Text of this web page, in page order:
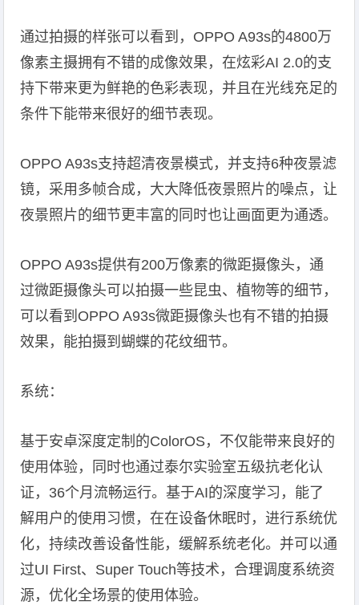
通过拍摄的样张可以看到，OPPO A93s的4800万
像素主摄拥有不错的成像效果，在炫彩AI 2.0的支
持下带来更为鲜艳的色彩表现，并且在光线充足的
条件下能带来很好的细节表现。
OPPO A93s支持超清夜景模式，并支持6种夜景滤
镜，采用多帧合成，大大降低夜景照片的噪点，让
夜景照片的细节更丰富的同时也让画面更为通透。
OPPO A93s提供有200万像素的微距摄像头，通
过微距摄像头可以拍摄一些昆虫、植物等的细节，
可以看到OPPO A93s微距摄像头也有不错的拍摄
效果，能拍摄到蝴蝶的花纹细节。
系统：
基于安卓深度定制的ColorOS，不仅能带来良好的
使用体验，同时也通过泰尔实验室五级抗老化认
证，36个月流畅运行。基于AI的深度学习，能了
解用户的使用习惯，在在设备休眠时，进行系统优
化，持续改善设备性能，缓解系统老化。并可以通
过UI First、Super Touch等技术，合理调度系统资
源，优化全场景的使用体验。